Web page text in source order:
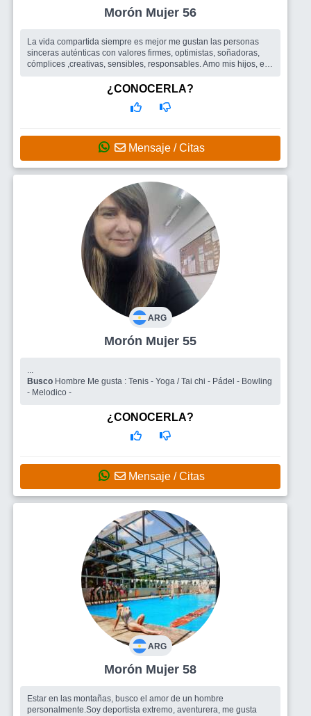
Morón Mujer 56
La vida compartida siempre es mejor me gustan las personas
sinceras auténticas con valores firmes, optimistas, soñadoras,
cómplices ,creativas, sensibles, responsables. Amo mis hijos, el
Amigos Hombre¿CONOCERLA?
Mensaje / Citas
ARG
Morón Mujer 55
...
Busco Hombre Me gusta : Tenis - Yoga / Tai chi - Pádel - Bowling
- Melodico -
¿CONOCERLA?
Mensaje / Citas
ARG
Morón Mujer 58
Estar en las montañas, busco el amor de un hombre
personalmente.Soy deportista extremo, aventurera, me gusta